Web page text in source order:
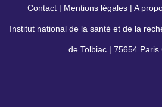
Contact | Mentions légales | A
conforme)
Institut national de la santé et de la
de Tolbiac | 75654 Paris